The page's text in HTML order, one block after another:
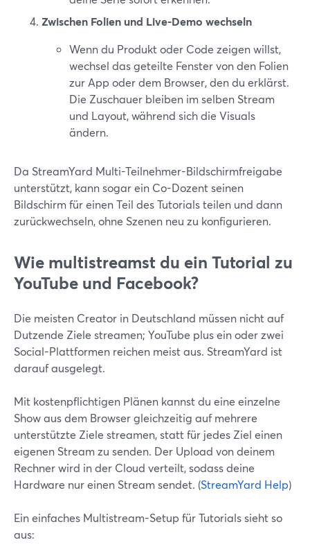
Zwischen Folien und Live-Demo wechseln
Wenn du Produkt oder Code zeigen willst,
wechsel das geteilte Fenster von den Folien
zur App oder dem Browser, den du erklärst.
Die Zuschauer bleiben im selben Stream
und Layout, während sich die Visuals
ändern.
Da StreamYard Multi-Teilnehmer-Bildschirmfreigabe
unterstützt, kann sogar ein Co-Dozent seinen
Bildschirm für einen Teil des Tutorials teilen und dann
zurückwechseln, ohne Szenen neu zu konfigurieren.
Wie multistreamst du ein Tutorial zu
YouTube und Facebook?
Die meisten Creator in Deutschland müssen nicht auf
Dutzende Ziele streamen; YouTube plus ein oder zwei
Social-Plattformen reichen meist aus. StreamYard ist
darauf ausgelegt.
Mit kostenpflichtigen Plänen kannst du eine einzelne
Show aus dem Browser gleichzeitig auf mehrere
unterstützte Ziele streamen, statt für jedes Ziel einen
eigenen Stream zu senden. Der Upload von deinem
Rechner wird in der Cloud verteilt, sodass deine
Hardware nur einen Stream sendet. (StreamYard Help)
Ein einfaches Multistream-Setup für Tutorials sieht so
aus: